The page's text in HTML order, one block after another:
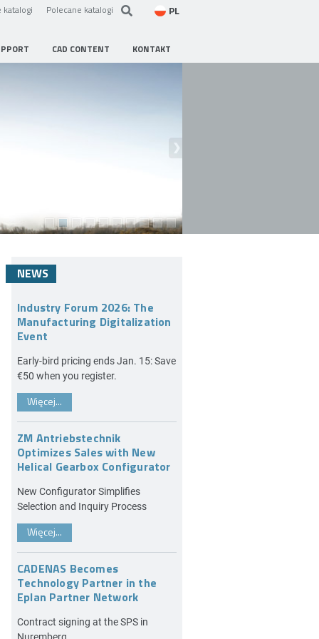
katalogi Polecane katalogi PL
CAD CONTENT KONTAKT
NEWS
Industry Forum 2026: The
Manufacturing Digitalization
Event
Early-bird pricing ends Jan. 15: Save
€50 when you register.
Więcej...
ZM Antriebstechnik
Optimizes Sales with New
Helical Gearbox Configurator
New Configurator Simplifies
Selection and Inquiry Process
Więcej...
CADENAS Becomes
Technology Partner in the
Eplan Partner Network
Contract signing at the SPS in